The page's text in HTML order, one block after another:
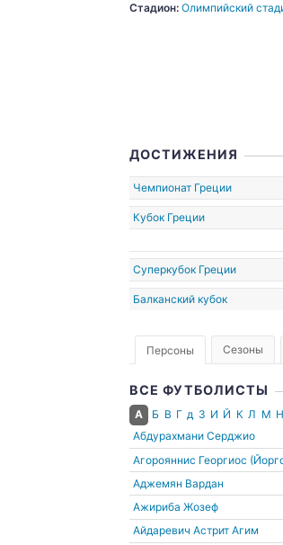
Стадион: Олимпийский
ДОСТИЖЕНИЯ
Чемпионат Греции
Кубок Греции
Суперкубок Греции
Балканский кубок
Персоны Сезоны
ВСЕ ФУТБОЛИСТЫ
А Б В Г д З И Й К Л М Н
Абдурахмани Серджио
Агорояннис Георгиос
Аджемян Вардан
Ажириба Жозеф
Айдаревич Астрит Агим